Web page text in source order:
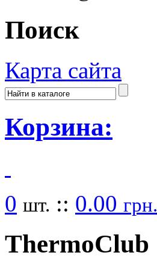
Поиск
Карта сайта
Корзина:
0 шт. :: 0.00 грн.
ThermoClub